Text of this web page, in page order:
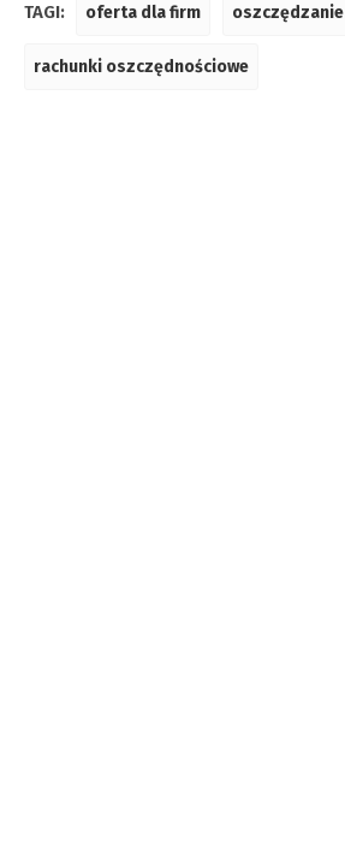
TAGI: oferta dla firm oszczędzanie
rachunki oszczędnościowe